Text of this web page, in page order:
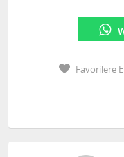
Favorilere